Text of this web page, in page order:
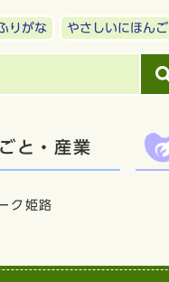
りがな やさしいにほんご
と・産業
ク姫路